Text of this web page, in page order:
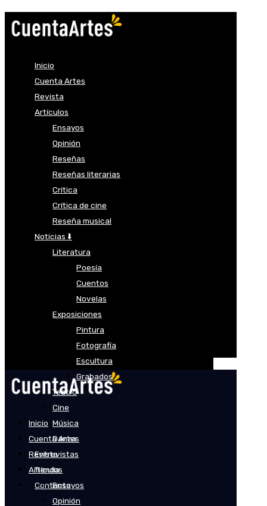
Inicio
Cuenta Artes
Revista
Artículos
Ensayos
Opinión
Reseñas
Reseñas literarias
Crítica
Crítica de cine
Reseña musical
Noticias ⬇️
Literatura
Poesía
Cuentos
Novelas
Exposiciones
Pintura
Fotografía
Escultura
Grabados
Teatro
Cine
Música
Danza
Entrevistas
Tienda
Contacto
Inicio
Cuenta Artes
Revista
Artículos
Ensayos
Opinión